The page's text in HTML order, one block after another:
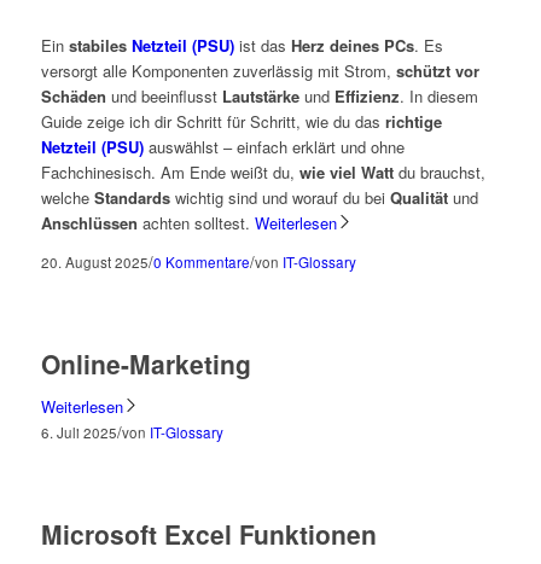
Ein stabiles Netzteil (PSU)ist das Herz deines PCs. Es
versorgt alle Komponenten zuverlässig mit Strom, schützt vor
Schäden und beeinflusst Lautstärkeund Effizienz. In diesem
Guide zeige ich dir Schritt für Schritt, wie du das richtige
Netzteil (PSU)auswählst – einfach erklärt und ohne
Fachchinesisch. Am Ende weißt du, wie viel Wattdu brauchst,
welche Standardswichtig sind und worauf du bei Qualitätund
Anschlüssen achten solltest. Weiterlesen
20. August 2025/0 Kommentare/von IT-Glossary
Online-Marketing
Weiterlesen
6. Juli 2025/von IT-Glossary
Microsoft Excel Funktionen